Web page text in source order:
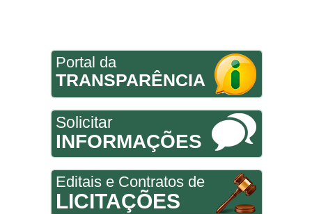
Portal da
TRANSPARÊNCIA
Solicitar
INFORMAÇÕES
Editais e Contratos de
LICITAÇÕES